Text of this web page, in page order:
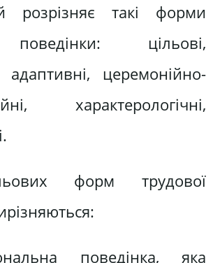
розрізняє такі форми
цільові,
адаптивні, церемонійно-
характерологічні,
форм трудової
поведінка, яка